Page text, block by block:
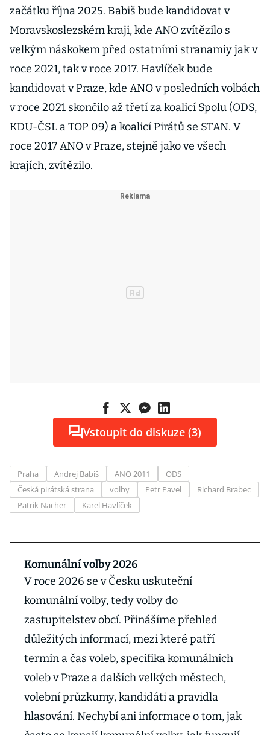
začátku října 2025. Babiš bude kandidovat v
Moravskoslezském kraji, kde ANO zvítězilo s
velkým náskokem před ostatními stranamiy jak v
roce 2021, tak v roce 2017. Havlíček bude
kandidovat v Praze, kde ANO v posledních volbách
v roce 2021 skončilo až třetí za koalicí Spolu (ODS,
KDU-ČSL a TOP 09) a koalicí Pirátů se STAN. V
roce 2017 ANO v Praze, stejně jako ve všech
krajích, zvítězilo.
Vstoupit do diskuze (3)
Praha Andrej Babiš ANO 2011
ODS
Česká pirátská strana
volby Petr Pavel
Richard Brabec
Patrik Nacher
Karel Havlíček
Komunální volby 2026
V roce 2026 se v Česku uskuteční
komunální volby, tedy volby do
zastupitelstev obcí. Přinášíme přehled
důležitých informací, mezi které patří
termín a čas voleb, specifika komunálních
voleb v Praze a dalších velkých městech,
volební průzkumy, kandidáti a pravidla
hlasování. Nechybí ani informace o tom, jak